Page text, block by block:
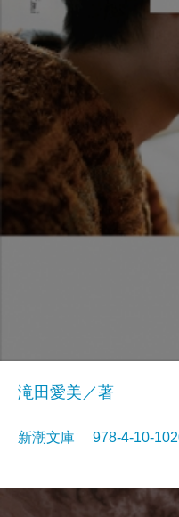
滝田愛美／著
新潮文庫 978-4-10-